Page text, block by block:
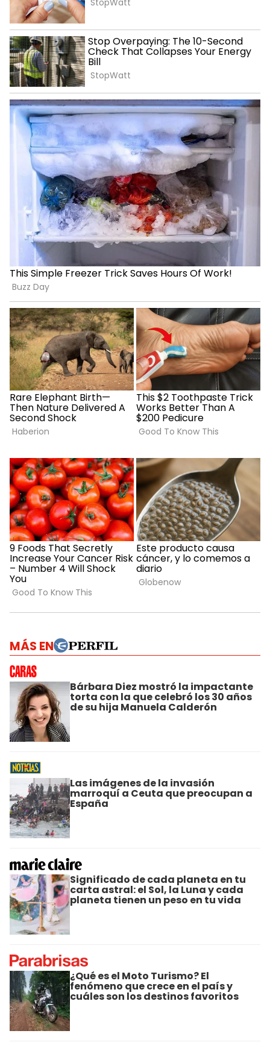
MÁS EN
Bárbara Diez mostró la impactante
torta con la que celebró los 30 años
de su hija Manuela Calderón
Las imágenes de la invasión
marroquí a Ceuta que preocupan a
España
Significado de cada planeta en tu
carta astral: el Sol, la Luna y cada
planeta tienen un peso en tu vida
¿Qué es el Moto Turismo? El
fenómeno que crece en el país y
cuáles son los destinos favoritos